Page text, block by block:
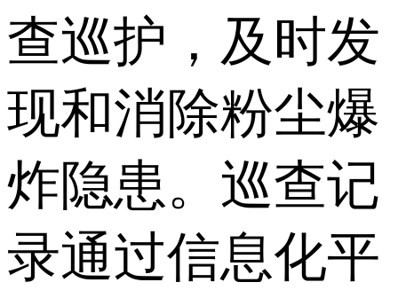
查巡护，及时发
现和消除粉尘爆
炸隐患。巡查记
录通过信息化平